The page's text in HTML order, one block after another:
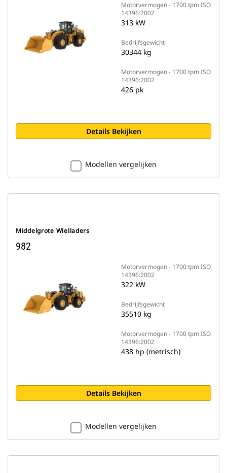
Motorvermogen - 1700 tpm ISO
14396:2002
313 kW
Bedrijfsgewicht
30344 kg
Motorvermogen - 1700 tpm ISO
14396:2002
426 pk
Details Bekijken
Modellen vergelijken
Middelgrote Wielladers
982
Motorvermogen - 1700 tpm ISO
14396:2002
322 kW
Bedrijfsgewicht
35510 kg
Motorvermogen - 1700 tpm ISO
14396:2002
438 hp (metrisch)
Details Bekijken
Modellen vergelijken